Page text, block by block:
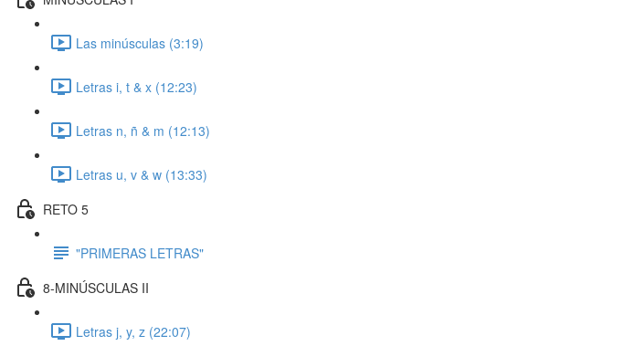
Las minúsculas (3:19)
Letras i, t & x (12:23)
Letras n, ñ & m (12:13)
Letras u, v & w (13:33)
RETO 5
"PRIMERAS LETRAS"
8-MINÚSCULAS II
Letras j, y, z (22:07)